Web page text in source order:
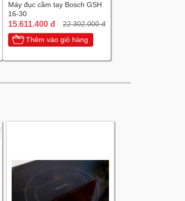
Máy đục cầm tay Bosch GSH
16-30
15.611.400 đ 22.302.000 đ
Thêm vào giỏ hàng